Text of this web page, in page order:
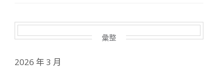
彙整
2026 年 3 月